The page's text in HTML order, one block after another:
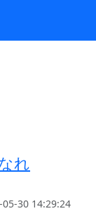
れ
05-30 14:29:24